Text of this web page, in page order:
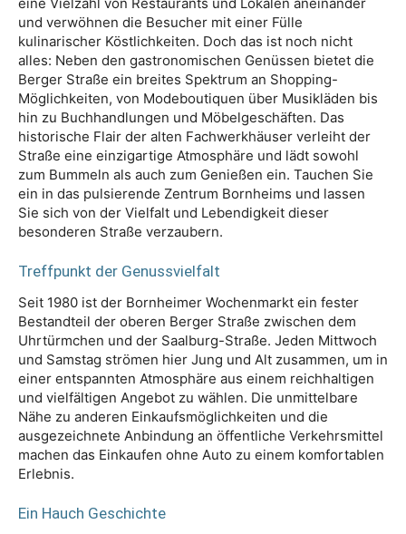
und verwöhnen die Besucher mit einer Fülle
kulinarischer Köstlichkeiten. Doch das ist noch nicht
alles: Neben den gastronomischen Genüssen bietet die
Berger Straße ein breites Spektrum an Shopping-
Möglichkeiten, von Modeboutiquen über Musikläden bis
hin zu Buchhandlungen und Möbelgeschäften. Das
historische Flair der alten Fachwerkhäuser verleiht der
Straße eine einzigartige Atmosphäre und lädt sowohl
zum Bummeln als auch zum Genießen ein. Tauchen Sie
ein in das pulsierende Zentrum Bornheims und lassen
Sie sich von der Vielfalt und Lebendigkeit dieser
besonderen Straße verzaubern.
Treffpunkt der Genussvielfalt
Seit 1980 ist der Bornheimer Wochenmarkt ein fester
Bestandteil der oberen Berger Straße zwischen dem
Uhrtürmchen und der Saalburg-Straße. Jeden Mittwoch
und Samstag strömen hier Jung und Alt zusammen, um in
einer entspannten Atmosphäre aus einem reichhaltigen
und vielfältigen Angebot zu wählen. Die unmittelbare
Nähe zu anderen Einkaufsmöglichkeiten und die
ausgezeichnete Anbindung an öffentliche Verkehrsmittel
machen das Einkaufen ohne Auto zu einem komfortablen
Erlebnis.
Ein Hauch Geschichte